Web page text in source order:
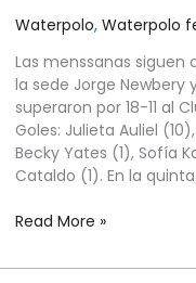
Waterpolo, Waterpolo
Las menssanas
la sede Jorge
superaron por 18-11 al
Goles: Julieta Auliel
Becky Yates (1), Sofía
Cataldo (1). En la quinta
Read More »